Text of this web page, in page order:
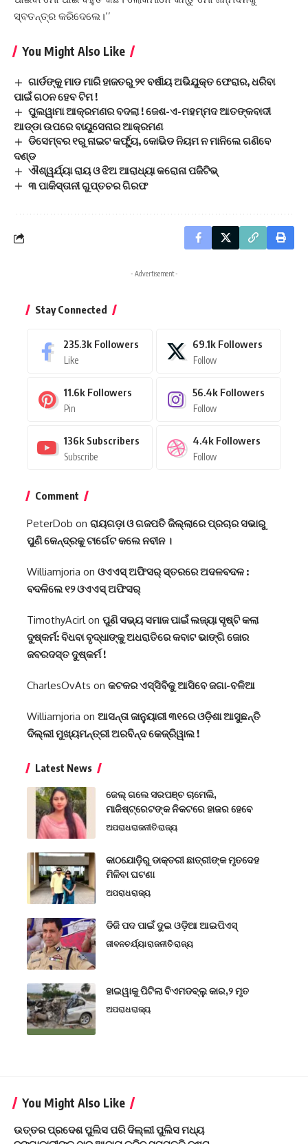
ସ୍ବତନ୍ତ୍ର କରିଦେଲେ।’’
You Might Also Like
ଗାର୍ଡଙ୍କୁ ମାଡ ମାରି ହାଜତରୁ ୨୧ ବର୍ଷୀୟ ଅଭିଯୁକ୍ତ ଫେରାର, ଧରିବା
ପାଇଁ ଗଠନ ହେବ ଟିମ !
ପୁଲୱାମା ଆକ୍ରମଣର ବଦଲା ! ଜେଶ-ଏ-ମହମ୍ମଦ ଆତଙ୍କବାଦୀ
ଆଡ୍ଡା ଉପରେ ବାୟୁସେନାର ଆକ୍ରମଣ
ଡିସେମ୍ବର ୧ରୁ ନାଇଟ କର୍ଫ୍ୟୁ, କୋଭିଡ ନିୟମ ନ ମାନିଲେ ଗଣିବେ
ଦଣ୍ଡ
ଐଶ୍ୱର୍ଯ୍ୟା ରାୟ ଓ ଝିଅ ଆରାଧ୍ୟା କରୋନା ପଜିଟିଭ୍
୩ ପାକିସ୍ତାନୀ ଗୁପ୍ତଚର ଗିରଫ
- Advertisement -
Stay Connected
235.3k Followers
Like
69.1k Followers
Follow
11.6k Followers
Pin
56.4k Followers
Follow
136k Subscribers
Subscribe
4.4k Followers
Follow
Comment
PeterDob on ରାୟଗଡ଼ା ଓ ଗଜପତି ଜିଲ୍ଲାରେ ପ୍ରଚାର ସଭାରୁ
ପୁଣି କେନ୍ଦ୍ରକୁ ଟାର୍ଗେଟ କଲେ ନବୀନ ।
Williamjoria on ଓଏଏସ୍‌ ଅଫିସର୍‌ ସ୍ତରରେ ଅଦଳବଦଳ :
ବଦଳିଲେ ୧୨ ଓଏଏସ୍‌ ଅଫିସର୍‌
TimothyAcirlon ପୁଣି ସଭ୍ୟ ସମାଜ ପାଇଁ ଲଜ୍ୟା ସୃଷ୍ଟି କଲା
ଦୁଷ୍କର୍ମ: ବିଧବା ବୃଦ୍ଧାଙ୍କୁ ଅଧରାତିରେ କବାଟ ଭାଙ୍ଗି ଜୋର
ଜବରଦସ୍ତ ଦୁଷ୍କର୍ମ !
CharlesOvAts on କଟକର ଏସ୍‌ସିବିକୁ ଆସିବେ ଜଗା-ବଳିଆ
Williamjoria on ଆସନ୍ତା ଜାନୁୟାରୀ ୩୧ରେ ଓଡ଼ିଶା ଆସୁଛନ୍ତି
ଦିଲ୍ଲୀ ମୁଖ୍ୟମନ୍ତ୍ରୀ ଅରବିନ୍ଦ କେଜ୍ରିୱାଲ !
Latest News
ଜେଲ୍ ଗଲେ ସରପଞ୍ଚ ଚାମେଲି,
ମାଜିଷ୍ଟ୍ରେଟଙ୍କ ନିକଟରେ ହାଜର ହେବେ
ଅପରାଧରାଜନୀତିରାଜ୍ୟ
କାଠଯୋଡ଼ିରୁ ଡାକ୍ତରୀ ଛାତ୍ରୀଙ୍କ ମୃତଦେହ
ମିଳିବା ଘଟଣା
ଅପରାଧରାଜ୍ୟ
ଡିଜି ପଦ ପାଇଁ ଦୁଇ ଓଡ଼ିଆ ଆଇପିଏସ୍
ଜୀବନଚର୍ଯ୍ୟାରାଜନୀତିରାଜ୍ୟ
ହାଇୱାକୁ ପିଟିଲା ବିଏମଡବ୍ଲୁ କାର,୨ ମୃତ
ଅପରାଧରାଜ୍ୟ
You Might Also Like
ଉତ୍ତର ପ୍ରଦେଶ ପୁଲିସ ପରି ଦିଲ୍ଲୀ ପୁଲିସ ମଧ୍ୟ